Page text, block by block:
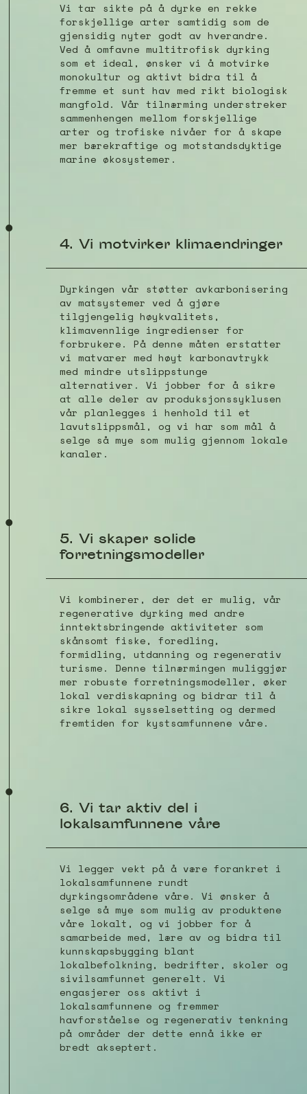
Vi tar sikte på å dyrke en rekke
forskjellige arter samtidig som de
gjensidig nyter godt av hverandre.
Ved å omfavne multitrofisk dyrking
som et ideal, ønsker vi å motvirke
monokultur og aktivt bidra til å
fremme et sunt hav med rikt biologisk
mangfold. Vår tilnærming understreker
sammenhengen mellom forskjellige
arter og trofiske nivåer for å skape
mer bærekraftige og motstandsdyktige
marine økosystemer.
4. Vi motvirker klimaendringer
Dyrkingen vår støtter avkarbonisering
av matsystemer ved å gjøre
tilgjengelig høykvalitets,
klimavennlige ingredienser for
forbrukere. På denne måten erstatter
vi matvarer med høyt karbonavtrykk
med mindre utslippstunge
alternativer. Vi jobber for å sikre
at alle deler av produksjonssyklusen
vår planlegges i henhold til et
lavutslippsmål, og vi har som mål å
selge så mye som mulig gjennom lokale
kanaler.
5. Vi skaper solide
forretningsmodeller
Vi kombinerer, der det er mulig, vår
regenerative dyrking med andre
inntektsbringende aktiviteter som
skånsomt fiske, foredling,
formidling, utdanning og regenerativ
turisme. Denne tilnærmingen muliggjør
mer robuste forretningsmodeller, øker
lokal verdiskapning og bidrar til å
sikre lokal sysselsetting og dermed
fremtiden for kystsamfunnene våre.
6. Vi tar aktiv del i
lokalsamfunnene våre
Vi legger vekt på å være forankret i
lokalsamfunnene rundt
dyrkingsområdene våre. Vi ønsker å
selge så mye som mulig av produktene
våre lokalt, og vi jobber for å
samarbeide med, lære av og bidra til
kunnskapsbygging blant
lokalbefolkning, bedrifter, skoler og
sivilsamfunnet generelt. Vi
engasjerer oss aktivt i
lokalsamfunnene og fremmer
havforståelse og regenerativ tenkning
på områder der dette ennå ikke er
bredt akseptert.